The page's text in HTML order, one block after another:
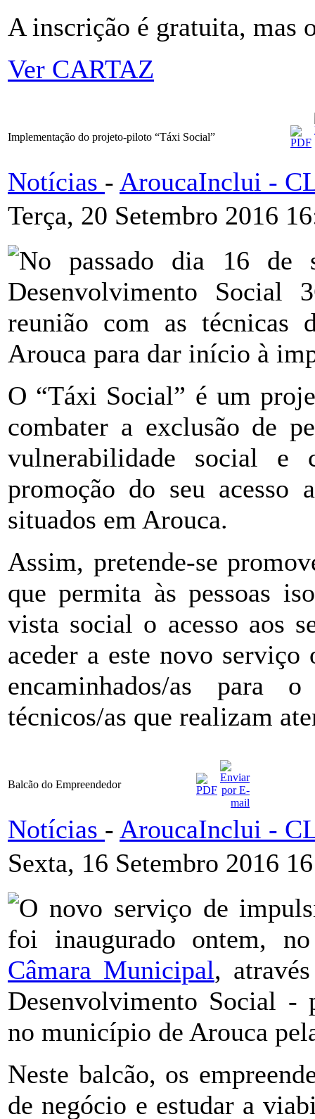
A inscrição é gratuita, mas
Ver CARTAZ
Implementação do projeto-piloto “Táxi Social”
Notícias - AroucaInclui -
Terça, 20 Setembro 2016
No passado dia 16 de
Desenvolvimento Social
reunião com as técnicas
Arouca para dar início à
O “Táxi Social” é um
combater a exclusão de
vulnerabilidade social e
promoção do seu acesso
situados em Arouca.
Assim, pretende-se
que permita às pessoas
vista social o acesso aos
aceder a este novo serviço
encaminhados/as para
técnicos/as que realizam
Balcão do Empreendedor
Notícias - AroucaInclui -
Sexta, 16 Setembro 2016
O novo serviço de
foi inaugurado ontem,
Câmara Municipal,
Desenvolvimento Social -
no município de Arouca
Neste balcão, os
de negócio e estudar a